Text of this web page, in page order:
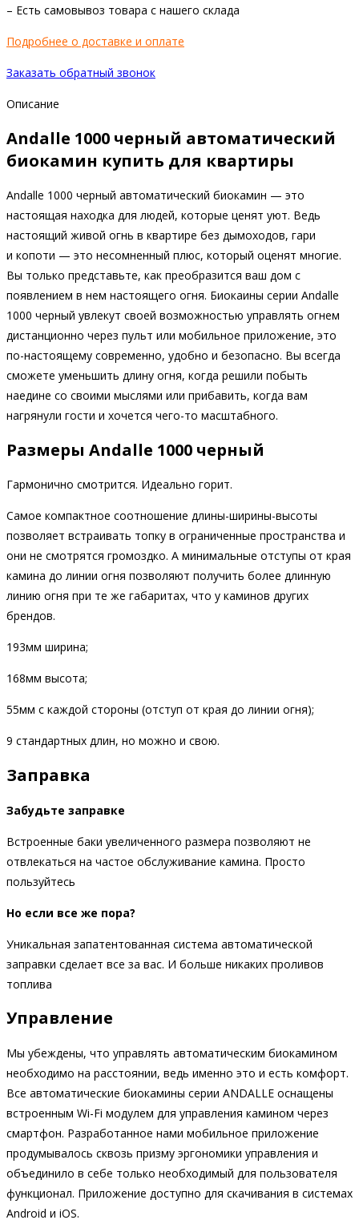
– Есть самовывоз товара с нашего склада
Подробнее о доставке и оплате
Заказать обратный звонок
Описание
Andalle 1000 черный автоматический
биокамин купить для квартиры
Andalle 1000 черный автоматический биокамин — это
настоящая находка для людей, которые ценят уют. Ведь
настоящий живой огнь в квартире без дымоходов, гари
и копоти — это несомненный плюс, который оценят многие.
Вы только представьте, как преобразится ваш дом с
появлением в нем настоящего огня. Биокаины серии Andalle
1000 черный увлекут своей возможностью управлять огнем
дистанционно через пульт или мобильное приложение, это
по-настоящему современно, удобно и безопасно. Вы всегда
сможете уменьшить длину огня, когда решили побыть
наедине со своими мыслями или прибавить, когда вам
нагрянули гости и хочется чего-то масштабного.
Размеры Andalle 1000 черный
Гармонично смотрится. Идеально горит.
Самое компактное соотношение длины-ширины-высоты
позволяет встраивать топку в ограниченные пространства и
они не смотрятся громоздко. А минимальные отступы от края
камина до линии огня позволяют получить более длинную
линию огня при те же габаритах, что у каминов других
брендов.
193мм ширина;
168мм высота;
55мм с каждой стороны (отступ от края до линии огня);
9 стандартных длин, но можно и свою.
Заправка
Забудьте заправке
Встроенные баки увеличенного размера позволяют не
отвлекаться на частое обслуживание камина. Просто
пользуйтесь
Но если все же пора?
Уникальная запатентованная система автоматической
заправки сделает все за вас. И больше никаких проливов
топлива
Управление
Мы убеждены, что управлять автоматическим биокамином
необходимо на расстоянии, ведь именно это и есть комфорт.
Все автоматические биокамины серии ANDALLE оснащены
встроенным Wi-Fi модулем для управления камином через
смартфон. Разработанное нами мобильное приложение
продумывалось сквозь призму эргономики управления и
объединило в себе только необходимый для пользователя
функционал. Приложение доступно для скачивания в системах
Android и iOS.